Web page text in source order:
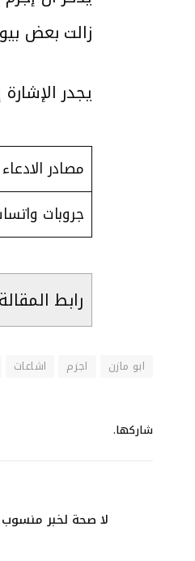
زالت بعض
يجدر
مصادر الادعاء
جروبات
رابط
ابو مازن اجزم اشاعات
شاركها.
لا صحة لخبر